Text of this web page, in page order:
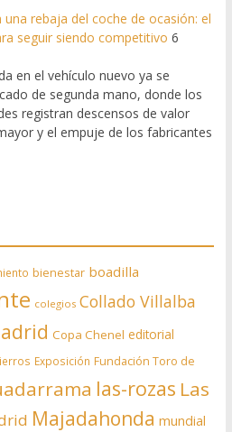
rebaja del coche de ocasión: el
seguir siendo competitivo 6
en el vehículo nuevo ya se
de segunda mano, donde los
registran descensos de valor
y el empuje de los fabricantes
bienestar boadilla
colegios Collado Villalba
Copa Chenel editorial
Exposición Fundación Toro de
las-rozas Las
Majadahonda mundial